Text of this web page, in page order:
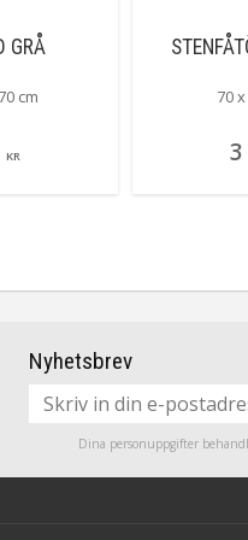
GRÅ
cm
KR
70
Nyhetsbrev
Dina personuppgifter